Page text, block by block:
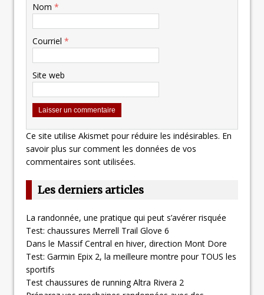
Nom *
Courriel *
Site web
Ce site utilise Akismet pour réduire les indésirables. En
savoir plus sur comment les données de vos
commentaires sont utilisées.
Les derniers articles
La randonnée, une pratique qui peut s’avérer risquée
Test: chaussures Merrell Trail Glove 6
Dans le Massif Central en hiver, direction Mont Dore
Test: Garmin Epix 2, la meilleure montre pour TOUS les
sportifs
Test chaussures de running Altra Rivera 2